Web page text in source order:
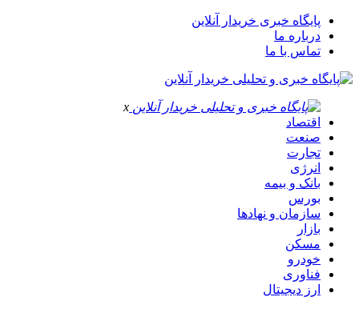
پایگاه خبری خریدار آنلاین
درباره ما
تماس با ما
x
اقتصاد
صنعت
تجارت
انرژی
بانک و بیمه
بورس
سازمان و نهادها
بازار
مسکن
خودرو
فناوری
ارز دیجیتال